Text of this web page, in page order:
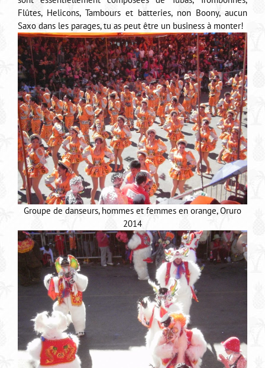
Flûtes, Helicons, Tambours et batteries, non Boony, aucun
Saxo dans les parages, tu as peut être un business à monter!
Groupe de danseurs, hommes et femmes en orange, Oruro
2014